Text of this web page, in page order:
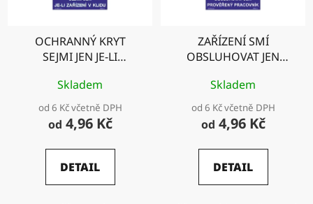
OCHRANNÝ KRYT
SEJMI JEN JE-LI
Skladem
od 6 Kč včetně DPH
od 4,96 Kč
DETAIL
ZAŘÍZENÍ SMÍ
OBSLUHOVAT JEN
PRACOVNÍK
Skladem
od 6 Kč včetně DPH
od 4,96 Kč
DETAIL